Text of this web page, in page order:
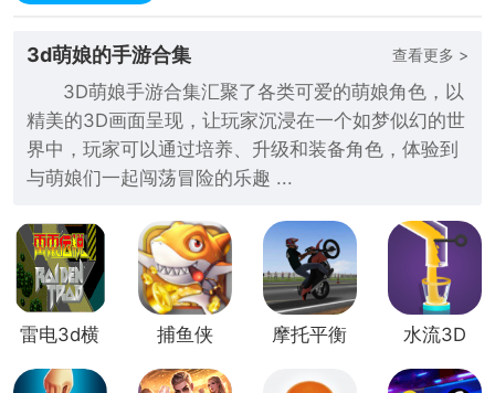
3d萌娘的手游合集 查看更多 >
3D萌娘手游合集汇聚了各类可爱的萌娘角色，以
精美的3D画面呈现，让玩家沉浸在一个如梦似幻的世
界中，玩家可以通过培养、升级和装备角色，体验到
与萌娘们一起闯荡冒险的乐趣 ...
雷电3d横
捕鱼侠
摩托平衡
水流3D